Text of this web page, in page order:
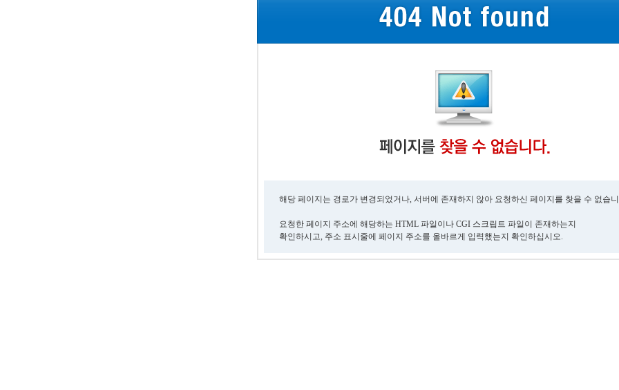
해당 페이지는 경로가 변경되었거나, 서버에 존재하지 않아 요청하신 페이지를 찾을 수 없습
요청한 페이지 주소에 해당하는 HTML 파일이나 CGI 스크립트 파일이 존재하는지
확인하시고, 주소 표시줄에 페이지 주소를 올바르게 입력했는지 확인하십시오.